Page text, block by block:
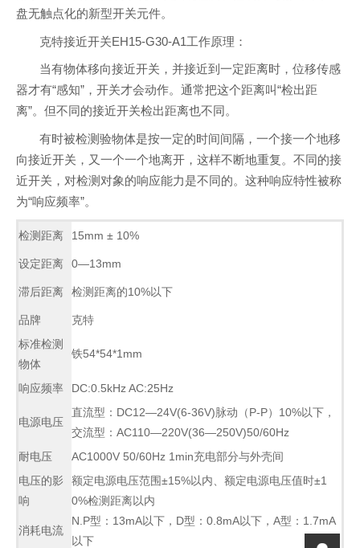
盘无触点化的新型开关元件。
克特接近开关EH15-G30-A1工作原理：
当有物体移向接近开关，并接近到一定距离时，位移传感
器才有“感知”，开关才会动作。通常把这个距离叫“检出距
离”。但不同的接近开关检出距离也不同。
有时被检测验物体是按一定的时间间隔，一个接一个地移
向接近开关，又一个一个地离开，这样不断地重复。不同的接
近开关，对检测对象的响应能力是不同的。这种响应特性被称
为“响应频率”。
检测距离 15mm ± 10%
设定距离 0—13mm
滞后距离 检测距离的10%以下
品牌
克特
标准检测
物体
铁54*54*1mm
响应频率 DC:0.5kHz AC:25Hz
电源电压
直流型：DC12—24V(6-36V)脉动（P-P）10%以下，
交流型：AC110—220V(36—250V)50/60Hz
耐电压
AC1000V 50/60Hz 1min充电部分与外壳间
电压的影
响
额定电源电压范围±15%以内、额定电源电压值时±1
0%检测距离以内
消耗电流
N.P型：13mA以下，D型：0.8mA以下，A型：1.7mA
以下